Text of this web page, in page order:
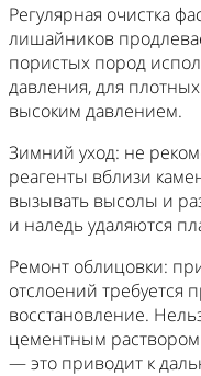
Регулярная очистка
лишайников
пористых пород
давления, для
высоким давлением.
Зимний уход: не
реагенты вблизи
вызывать высолы и
и наледь удаляются
Ремонт облицовки:
отслоений требуется
восстановление.
цементным
— это приводит к